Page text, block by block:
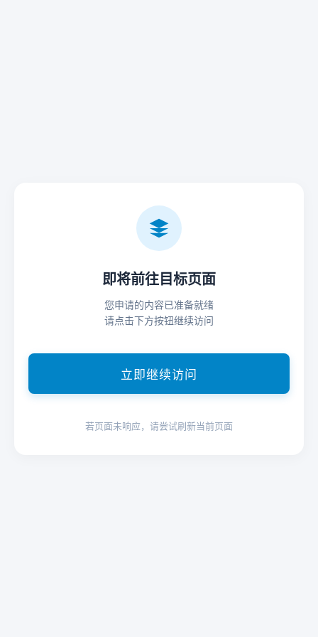
即将前往目标页面
您申请的内容已准备就绪
请点击下方按钮继续访问
立即继续访问
若页面未响应，请尝试刷新当前页面